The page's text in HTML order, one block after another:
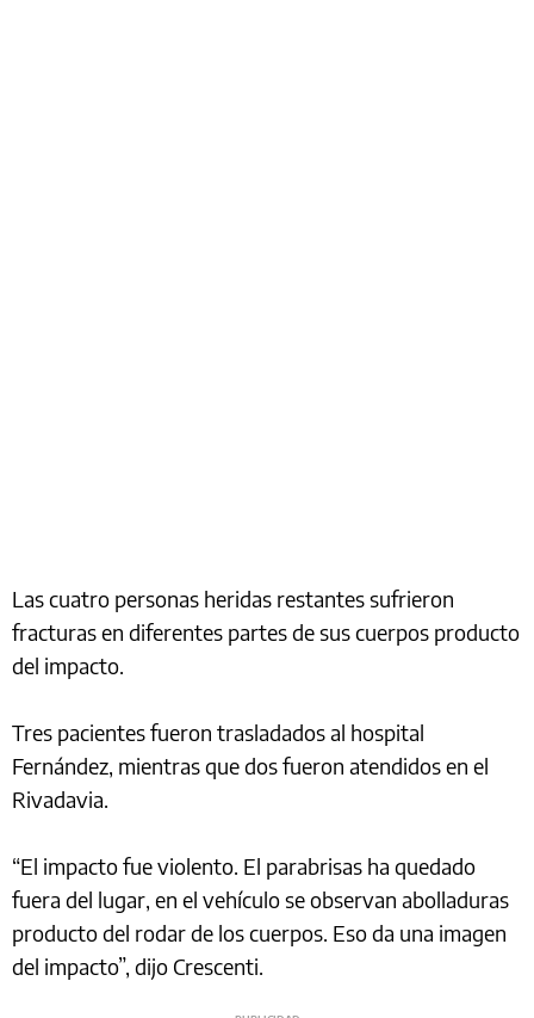
Las cuatro personas heridas restantes sufrieron
fracturas en diferentes partes de sus cuerpos producto
del impacto.
Tres pacientes fueron trasladados al hospital
Fernández, mientras que dos fueron atendidos en el
Rivadavia.
“El impacto fue violento. El parabrisas ha quedado
fuera del lugar, en el vehículo se observan abolladuras
producto del rodar de los cuerpos. Eso da una imagen
del impacto”, dijo Crescenti.